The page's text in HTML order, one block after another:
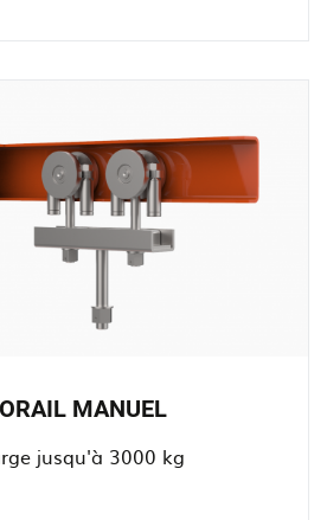
MANUEL
jusqu'à 3000 kg